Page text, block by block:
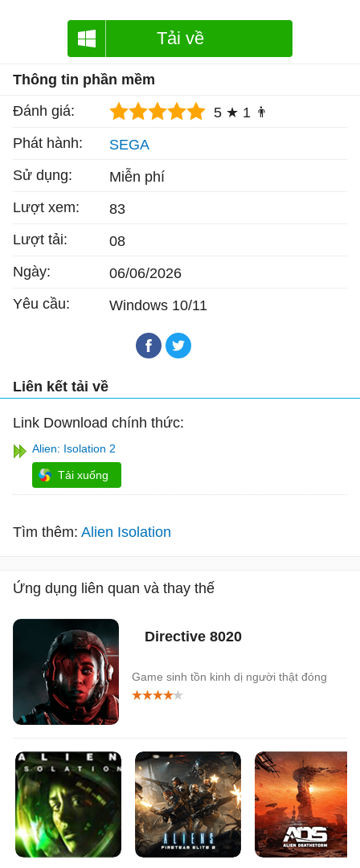
Tải về
Thông tin phần mềm
Đánh giá:
5 ★ 1 👨
Phát hành:
SEGA
Sử dụng:
Miễn phí
Lượt xem:
83
Lượt tải:
08
Ngày:
06/06/2026
Yêu cầu:
Windows 10/11
Liên kết tải về
Link Download chính thức:
Alien: Isolation 2
Tải xuống
Tìm thêm: Alien Isolation
Ứng dụng liên quan và thay thế
Directive 8020
Game sinh tồn kinh dị người thật đóng